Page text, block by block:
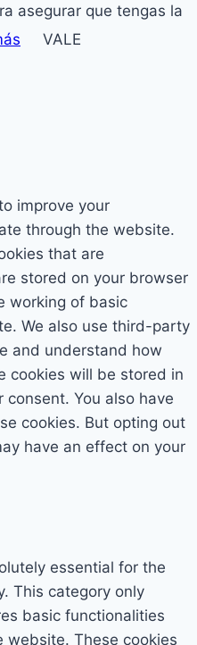
asegurar que tengas la
VALE
improve your
through the website.
that are
stored on your browser
working of basic
We also use third-party
and understand how
cookies will be stored in
You also have
cookies. But opting out
have an effect on your
essential for the
This category only
basic functionalities
website. These cookies